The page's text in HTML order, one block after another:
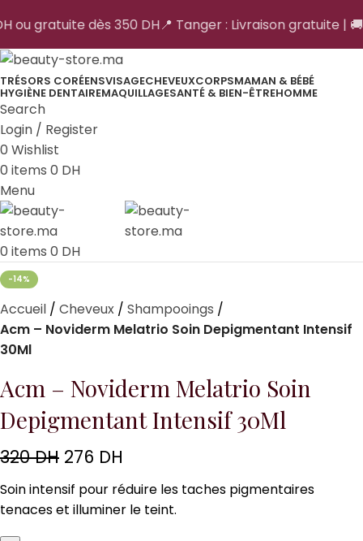
TRÉSORS CORÉENSVISAGECHEVEUXCORPSMAMAN & BÉBÉ
HYGIÈNE DENTAIREMAQUILLAGESANTÉ & BIEN-ÊTREHOMME
Search
Login / Register
0 Wishlist
0 items 0 DH
Menu
0 items 0 DH
-14%
Accueil Cheveux
Shampooings
Acm – Noviderm Melatrio Soin Depigmentant Intensif
30Ml
Acm – Noviderm Melatrio Soin
Depigmentant Intensif 30Ml
320DH 276 DH
Soin intensif pour réduire les taches pigmentaires
tenaces et illuminer le teint.
ou gratuite dès 350 DH📍 Tanger : Livraison gratuite |